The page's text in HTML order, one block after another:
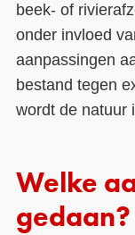
beek- of
onder invloed
aanpassingen
bestand tegen
wordt de natuur
Welke
gedaan?